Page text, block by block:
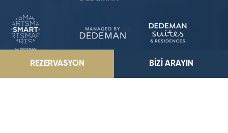
REZERVASYON BİZİ ARAYIN